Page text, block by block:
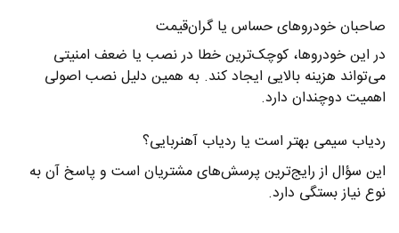
صاحبان خودروهای حساس یا گران‌قیمت
در این خودروها، کوچک‌ترین خطا در نصب یا ضعف امنیتی
می‌تواند هزینه بالایی ایجاد کند. به همین دلیل نصب اصولی
اهمیت دوچندان دارد.
ردیاب سیمی بهتر است یا ردیاب آهنربایی؟
این سؤال از رایج‌ترین پرسش‌های مشتریان است و پاسخ آن به
نوع نیاز بستگی دارد.